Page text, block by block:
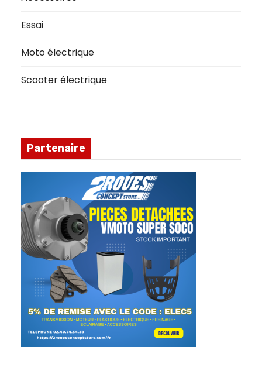
Essai
Moto électrique
Scooter électrique
Partenaire